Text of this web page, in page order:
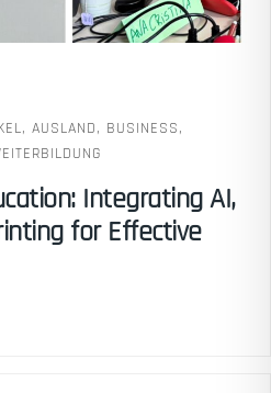
, AUSLAND, BUSINESS,
Integrating AI,
for Effective